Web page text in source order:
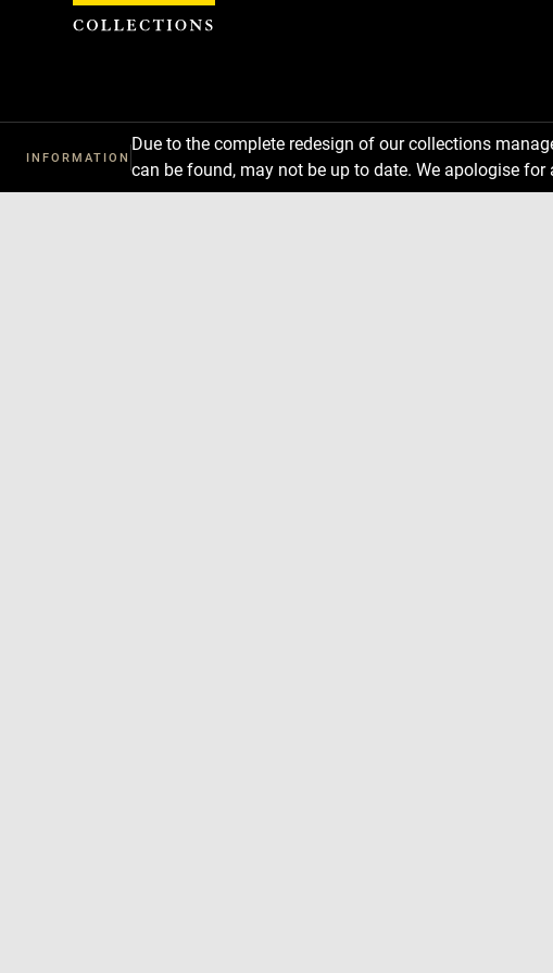
INFORMATION
Due to the complete redesign of our collections
can be found, may not be up to date. We apologise
Cookies management panel